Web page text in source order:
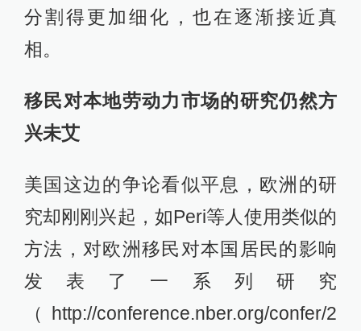
分割得更加细化，也在逐渐接近真
相。
移民对本地劳动力市场的研究仍然方
兴未艾
美国这边的争论看似平息，欧洲的研
究却刚刚兴起，如Peri等人使用类似的
方法，对欧洲移民对本国居民的影响
发表了一系列研究
（http://conference.nber.org/confer/2